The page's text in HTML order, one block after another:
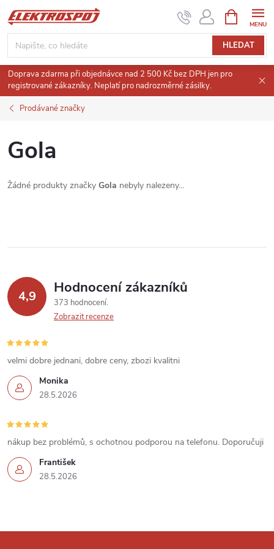
Přejít
na
obsah
HLEDAT
NÁKUPNÍ
KOŠÍK
Doprava zdarma při objednávce nad 2 500 Kč bez DPH jen pro
registrované zákazníky. Neplatí pro nadrozměrné zásilky.
Prodávané značky
Gola
Žádné produkty značky Gola nebyly nalezeny...
4,9 Hodnocení zákazníků
373 hodnocení
Zobrazit recenze
Monika
28.5.2026
velmi dobre jednani, dobre ceny, zbozi kvalitni
František
28.5.2026
nákup bez problémů, s ochotnou podporou na telefonu. Doporučuji